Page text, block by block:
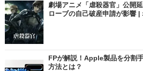
劇場アニメ「虐殺器官」公開
ローブの自己破産申請が影響 |
FPが解説！Apple製品を分割
方法とは？